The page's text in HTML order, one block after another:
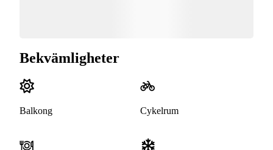
Bekvämligheter
Balkong Cykelrum